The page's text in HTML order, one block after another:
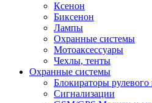
Ксенон
Биксенон
Лампы
Охранные системы
Мотоаксессуары
Чехлы, тенты
Охранные системы
Блокираторы рулевого
Сигнализации